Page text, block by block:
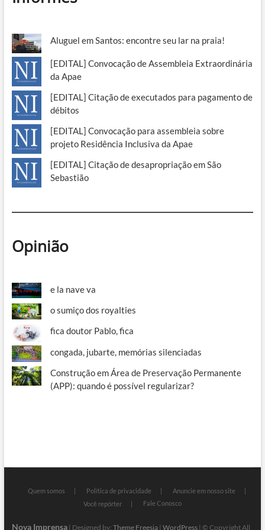
Aluguel em Santos: encontre seu lar na praia!
[EDITAL] Convocação de Assembleia Extraordinária
da Apae
[EDITAL] Citação de executados para pagamento de
débitos
[EDITAL] Convocação para assembleia sobre
projeto Residência Inclusiva da Apae
[EDITAL] Citação de desapropriação em São
Sebastião
Opinião
e la nave va
o sumiço dos royalties
fica doutor Pablo, fica
congada, jubarte, memórias silenciadas
Construção em Área de Preservação Permanente
(APP): quando é possível regularizar?
Quem somos Política de privacidade
Anuncie em nosso site
Você repórter
Fale Conosco
Nova Imprensa| Designed by: Theme Freesia| WordPress| © Copyright All